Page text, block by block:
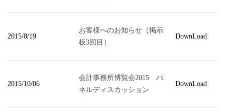
2015/8/19
お客様へのお知らせ（掲示
板3回目）
DownLoad
2015/10/06
会計事務所博覧会2015 パ
ネルディスカッション
DownLoad